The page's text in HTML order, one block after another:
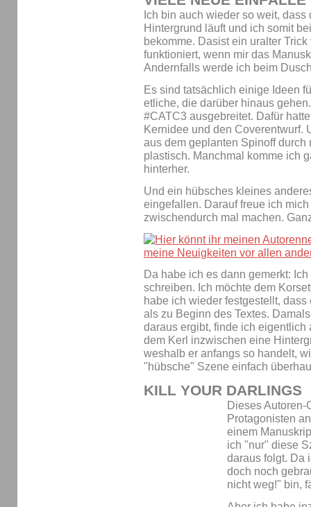
Ich bin auch wieder so weit,
Hintergrund läuft und ich somit
bekomme. Dasist ein uralter
funktioniert, wenn mir das
Andernfalls werde ich beim
Es sind tatsächlich einige Ideen
etliche, die darüber hinaus
#CATC3 ausgebreitet. Dafür
Kernidee und den Coverentwurf.
aus dem geplanten Spinoff durch
plastisch. Manchmal komme ich
hinterher.
Und ein hübsches kleines
eingefallen. Darauf freue ich
zwischendurch mal machen.
Da habe ich es dann gemerkt:
schreiben. Ich möchte dem
habe ich wieder festgestellt,
als zu Beginn des Textes.
daraus ergibt, finde ich
dem Kerl inzwischen eine
weshalb er anfangs so handelt,
"hübsche" Szene einfach
KILL YOUR DARLINGS
Dieses Autoren-
Protagonisten
einem
ich "nur" diese
daraus folgt. Da
doch noch
nicht weg!" bin,